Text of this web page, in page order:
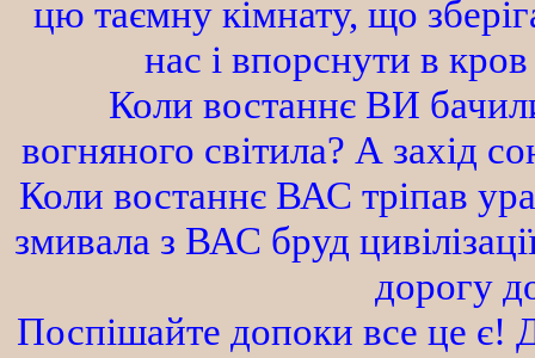
цю таємну кімнату, що
нас і впорснути в
Коли востаннє ВИ бачили
вогняного світила? А захід
Коли востаннє ВАС тріпав
змивала з ВАС бруд
дорогу
Поспішайте допоки все це є!